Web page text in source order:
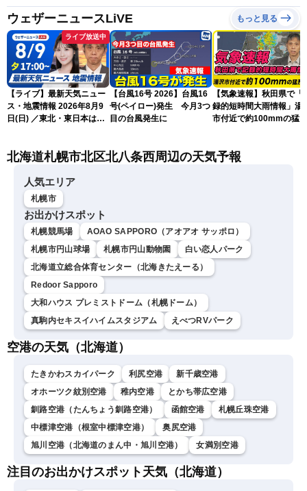
ウェザーニュースLiVE もっと見る
ライブ放送中
【ライブ】最新天気ニュー
ス・地震情報 2026年8月9
日(日) ／東北・東日本は急
北美月／芳野達郎〉
【台風16号 2026】台風16
号(ペイロー)発生 今月3つ
目の台風発生に
【気象速報】秋田県で「
録的短時間大雨情報」湯
市付近で約100mmの猛烈
北海道札幌市北区北八条西周辺の天気予報
人気エリア
札幌市
お出かけスポット
札幌競馬場
AOAO SAPPORO（アオアオ サッポロ）
札幌市円山球場
札幌市円山動物園
白い恋人パーク
北海道立総合体育センター（北海きたえーる）
Redoor Sapporo
大和ハウス プレミストドーム（札幌ドーム）
真駒内セキスイハイムスタジアム
えべつRVパーク
空港の天気（北海道）
たきかわスカイパーク 利尻空港
新千歳空港
オホーツク紋別空港
稚内空港
とかち帯広空港
釧路空港（たんちょう釧路空港）
函館空港
札幌丘珠空港
中標津空港（根室中標津空港）
奥尻空港
旭川空港（北海道のまん中・旭川空港）
女満別空港
注目のお出かけスポット天気（北海道）